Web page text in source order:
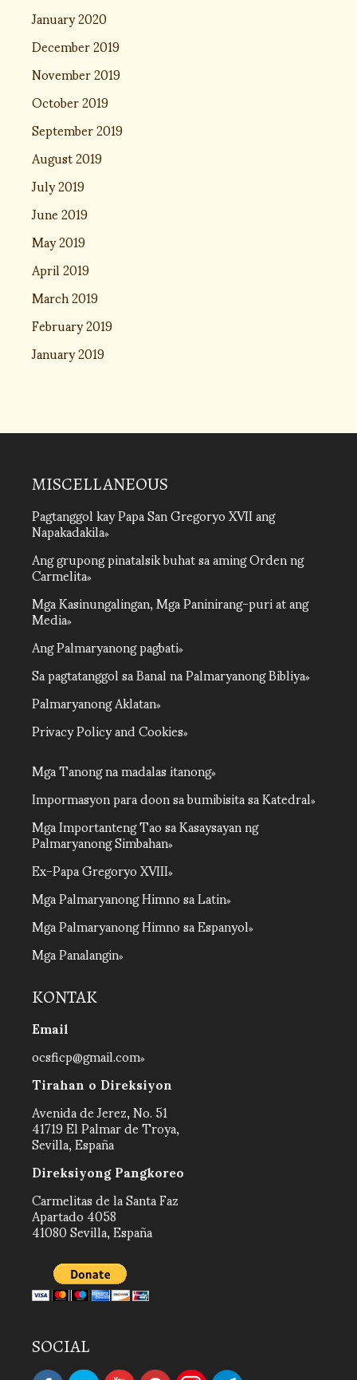
January 2020
December 2019
November 2019
October 2019
September 2019
August 2019
July 2019
June 2019
May 2019
April 2019
March 2019
February 2019
January 2019
MISCELLANEOUS
Pagtanggol kay Papa San Gregoryo XVII ang
Napakadakila
Ang grupong pinatalsik buhat sa aming Orden ng
Carmelita
Mga Kasinungalingan, Mga Paninirang-puri at ang
Media
Ang Palmaryanong pagbati
Sa pagtatanggol sa Banal na Palmaryanong Bibliya
Palmaryanong Aklatan
Privacy Policy and Cookies
Mga Tanong na madalas itanong
Impormasyon para doon sa bumibisita sa Katedral
Mga Importanteng Tao sa Kasaysayan ng
Palmaryanong Simbahan
Ex-Papa Gregoryo XVIII
Mga Palmaryanong Himno sa Latin
Mga Palmaryanong Himno sa Espanyol
Mga Panalangin
KONTAK
Email
ocsficp@gmail.com
Tirahan o Direksiyon
Avenida de Jerez, No. 51
41719 El Palmar de Troya,
Sevilla, España
Direksiyong Pangkoreo
Carmelitas de la Santa Faz
Apartado 4058
41080 Sevilla, España
SOCIAL